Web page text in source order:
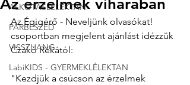
ALKOTÁSLÉLEKTAN
PÁRBESZÉD
VISSZHANG
LabiKIDS - GYERMEKLÉLEKTAN
Az érzelmek viharában
Az Égigérő - Neveljünk olvasókat!
csoportban megjelent ajánlást idézzük
Czakó Rékától:
"Kezdjük a csúcson az érzelmek